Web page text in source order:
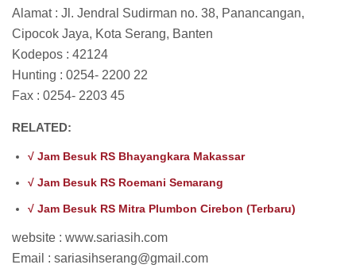
Alamat : Jl. Jendral Sudirman no. 38, Panancangan,
Cipocok Jaya, Kota Serang, Banten
Kodepos : 42124
Hunting : 0254- 2200 22
Fax : 0254- 2203 45
RELATED:
√ Jam Besuk RS Bhayangkara Makassar
√ Jam Besuk RS Roemani Semarang
√ Jam Besuk RS Mitra Plumbon Cirebon (Terbaru)
website : www.sariasih.com
Email : sariasihserang@gmail.com